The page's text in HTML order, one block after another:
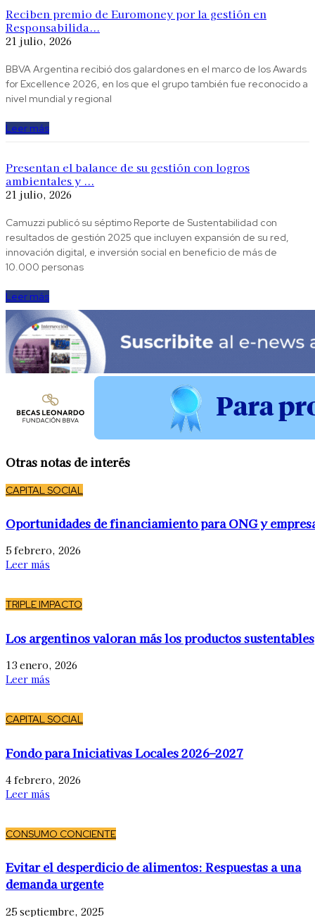
Reciben premio de Euromoney por la gestión en
Responsabilida...
21 julio, 2026
BBVA Argentina recibió dos galardones en el marco de los Awards
for Excellence 2026, en los que el grupo también fue reconocido a
nivel mundial y regional
Leer más
Presentan el balance de su gestión con logros
ambientales y ...
21 julio, 2026
Camuzzi publicó su séptimo Reporte de Sustentabilidad con
resultados de gestión 2025 que incluyen expansión de su red,
innovación digital, e inversión social en beneficio de más de
10.000 personas
Leer más
Otras notas de interés
CAPITAL SOCIAL
Oportunidades de financiamiento para ONG y
5 febrero, 2026
Leer más
TRIPLE IMPACTO
Los argentinos valoran más los productos sustentables
13 enero, 2026
Leer más
CAPITAL SOCIAL
Fondo para Iniciativas Locales 2026–2027
4 febrero, 2026
Leer más
CONSUMO CONCIENTE
Evitar el desperdicio de alimentos: Respuestas a una
demanda urgente
25 septiembre, 2025